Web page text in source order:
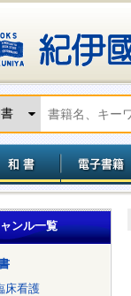
ンル一覧
床看護